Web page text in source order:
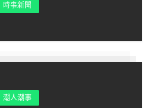
時事新聞
潮人潮事